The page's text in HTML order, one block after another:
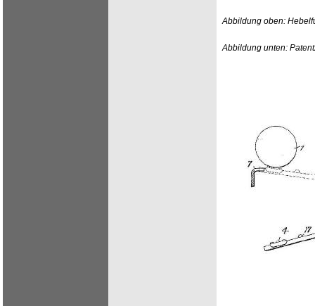
Abbildung oben:
Abbildung unten: